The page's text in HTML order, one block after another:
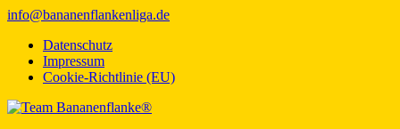
info@bananenflankenliga.de
Datenschutz
Impressum
Cookie-Richtlinie (EU)